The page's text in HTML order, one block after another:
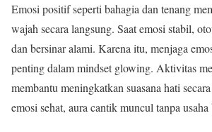
Emosi positif seperti bahagia dan tenang
wajah secara langsung. Saat emosi stabil,
dan bersinar alami. Karena itu, menjaga
penting dalam mindset glowing. Aktivitas
membantu meningkatkan suasana hati
emosi sehat, aura cantik muncul tanpa